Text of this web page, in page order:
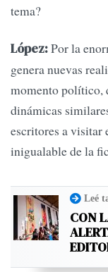
tema?
López:Por la
genera nuevas
momento político,
dinámicas
escritores a visitar
inigualable de la
Leé
CON